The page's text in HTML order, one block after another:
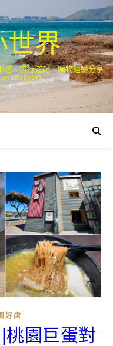
世界
、旅行遊記、購物經驗分享．
Blogger)
好店
桃園巨蛋對